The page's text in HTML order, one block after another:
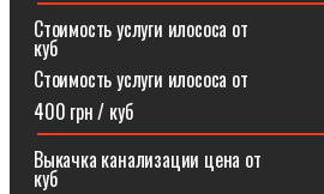
Стоимость услуги илососа
куб
Стоимость услуги илососа от
400 грн / куб
Выкачка канализации цена
куб